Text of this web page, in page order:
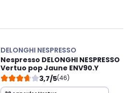
DELONGHI NESPRESSO
Nespresso DELONGHI NESPRESSO
Vertuo pop Jaune ENV90.Y
3,7/5(46)